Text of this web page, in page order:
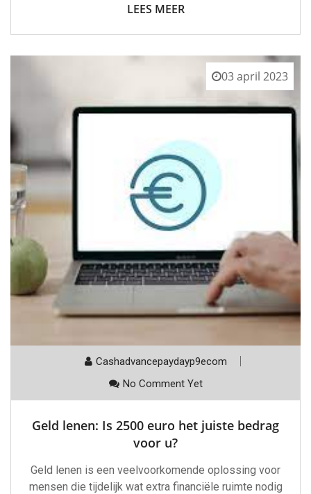
LEES MEER
03 april 2023
Cashadvancepaydayp9ecom
No Comment Yet
Geld lenen: Is 2500 euro het juiste bedrag
voor u?
Geld lenen is een veelvoorkomende oplossing voor
mensen die tijdelijk wat extra financiële ruimte nodig